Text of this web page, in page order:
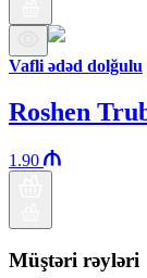
Vafli ədəd dolğulu
Roshen
1.90
Müştəri rəyləri